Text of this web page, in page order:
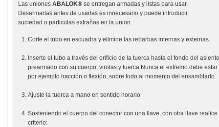
Las uniones ABALOK® se entregan armadas y listas para usar.
Desarmarlas antes de usarlas es innecesario y puede introducir
suciedad o particulas extrañas en la union.
Corte el tubo en escuadra y elimine las rebarbas internas y externas.
Inserte el tubo a través del orificio de la tuerca hasta el fondo del
prearmado con su cuerpo, virolas y tuerca Nunca el extremo debe
por ejemplo tracción o flexión, sobre todo al momento del ensamblado.
Ajuste la tuerca a mano en sentido horario
Sosteniendo el cuerpo del conector con una llave, con otra llave
criterio: